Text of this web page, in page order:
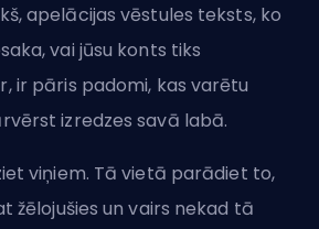
apelācijas vēstules teksts, ko
vai jūsu konts tiks
ir pāris padomi, kas varētu
izredzes savā labā.
viņiem. Tā vietā parādiet to,
žēlojušies un vairs nekad tā